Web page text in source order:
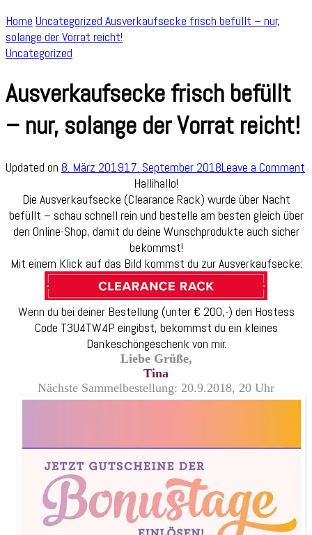
Home Uncategorized Ausverkaufsecke frisch befüllt – nur,
solange der Vorrat reicht!
Uncategorized
Ausverkaufsecke frisch befüllt
– nur, solange der Vorrat reicht!
Updated on 8. März 201917. September 2018Leave a Comment
Hallihallo!
Die Ausverkaufsecke (Clearance Rack) wurde über Nacht
befüllt – schau schnell rein und bestelle am besten gleich über
den Online-Shop, damit du deine Wunschprodukte auch sicher
bekommst!
Mit einem Klick auf das Bild kommst du zur Ausverkaufsecke:
Wenn du bei deiner Bestellung (unter € 200,-) den Hostess
Code T3U4TW4P eingibst, bekommst du ein kleines
Dankeschöngeschenk von mir.
Liebe Grüße,
Tina
Nächste Sammelbestellung: 20.9.2018, 20 Uhr